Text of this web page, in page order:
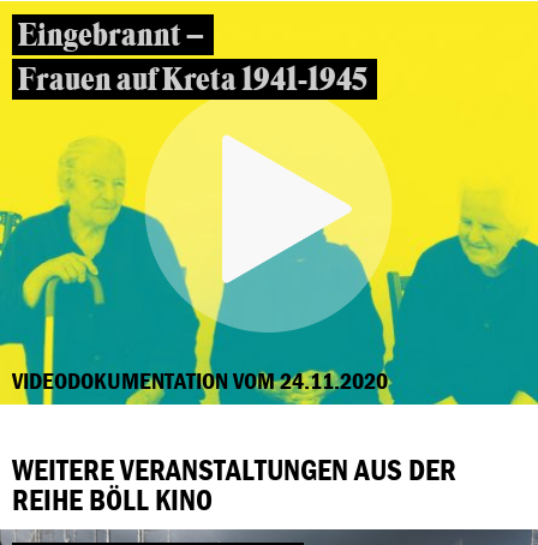
Eingebrannt –
Frauen auf Kreta 1941-1945
VIDEODOKUMENTATION VOM 24.11.2020
WEITERE VERANSTALTUNGEN AUS DER
REIHE BÖLL KINO